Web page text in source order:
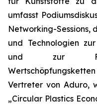
umfasst
Networking-
und Technologien
und zur
Vertreter von Aduro,
„Circular Plastics